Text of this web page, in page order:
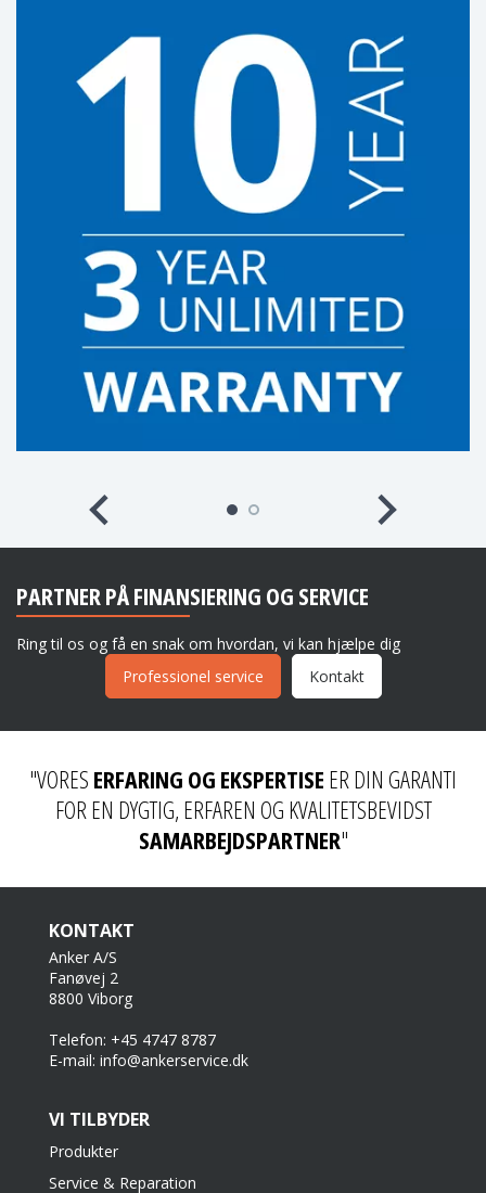
PARTNER PÅ FINANSIERING OG SERVICE
Ring til os og få en snak om hvordan, vi kan hjælpe dig
Professionel service
Kontakt
"VORES ERFARING OG EKSPERTISE ER DIN GARANTI
FOR EN DYGTIG, ERFAREN OG KVALITETSBEVIDST
SAMARBEJDSPARTNER"
KONTAKT
Anker A/S
Fanøvej 2
8800 Viborg
Telefon: +45 4747 8787
E-mail: info@ankerservice.dk
VI TILBYDER
Produkter
Service & Reparation